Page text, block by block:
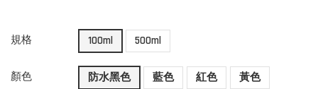
規格 100ml 500ml
顏色 防水黑色 藍色 紅色 黃色